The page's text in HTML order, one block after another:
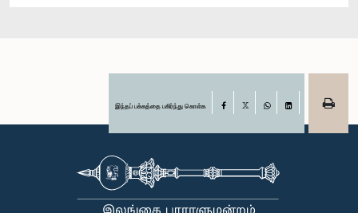
இந்தப் பக்கத்தை பகிர்ந்து கொள்க Facebook